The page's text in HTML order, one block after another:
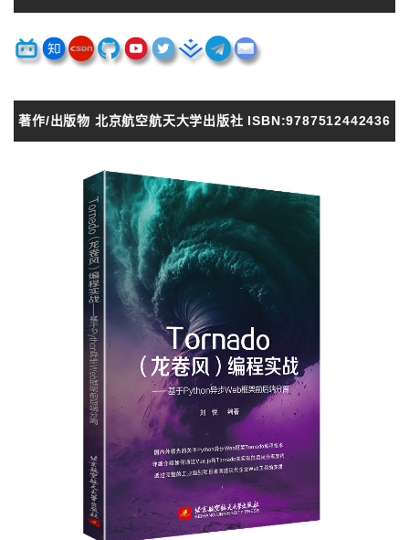
著作/出版物 北京航空航天大学出版社 ISBN:9787512442436